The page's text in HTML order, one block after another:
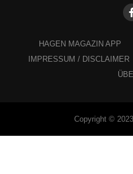
HAGEN MAGAZIN APP
IMPRESSUM / DISCLAIMER
Copyright ©